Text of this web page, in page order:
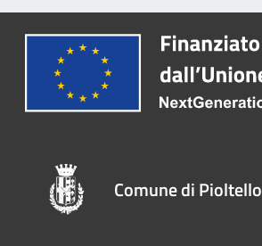
Comune di Pioltello